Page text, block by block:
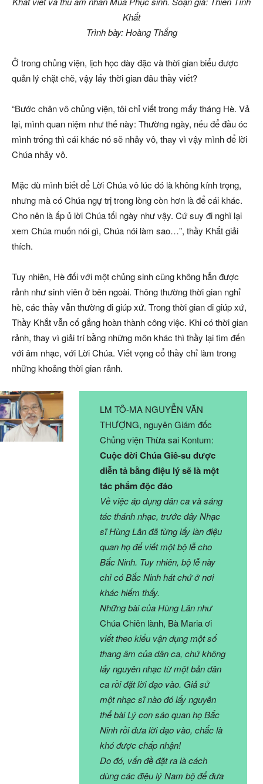
Khắt
Trình bày: Hoàng Thắng
Ở trong chủng viện, lịch học dày đặc và thời gian biểu được
quản lý chặt chẽ, vậy lấy thời gian đâu thầy viết?
“Bước chân vô chủng viện, tôi chỉ viết trong mấy tháng Hè. Vả
lại, mình quan niệm như thế này: Thường ngày, nếu để đầu óc
mình trống thì cái khác nó sẽ nhảy vô, thay vì vậy mình để lời
Chúa nhảy vô.
Mặc dù mình biết để Lời Chúa vô lúc đó là không kính trọng,
nhưng mà có Chúa ngự trị trong lòng còn hơn là để cái khác.
Cho nên là ấp ủ lời Chúa tối ngày như vậy. Cứ suy đi nghĩ lại
xem Chúa muốn nói gì, Chúa nói làm sao…”, thầy Khắt giải
thích.
Tuy nhiên, Hè đối với một chủng sinh cũng không hẳn được
rảnh như sinh viên ở bên ngoài. Thông thường thời gian nghỉ
hè, các thầy vẫn thường đi giúp xứ. Trong thời gian đi giúp xứ,
Thầy Khắt vẫn cố gắng hoàn thành công việc. Khi có thời gian
rảnh, thay vì giải trí bằng những môn khác thì thầy lại tìm đến
với âm nhạc, với Lời Chúa. Viết vọng cổ thầy chỉ làm trong
những khoảng thời gian rảnh.
LM TÔ-MA NGUYỄN VĂN
THƯỢNG, nguyên Giám đốc
Chủng viện Thừa sai Kontum:
Cuộc đời Chúa Giê-su được
diễn tả bằng điệu lý sẽ là một
tác phẩm độc đáo
Về việc áp dụng dân ca và sáng
tác thánh nhạc, trước đây Nhạc
sĩ Hùng Lân đã từng lấy làn điệu
quan họ để viết một bộ lễ cho
Bắc Ninh. Tuy nhiên, bộ lễ này
chỉ có Bắc Ninh hát chứ ở nơi
khác hiếm thấy.
Những bài của Hùng Lân như
Chúa Chiên lành, Bà Maria ơi
viết theo kiểu vận dụng một số
thang âm của dân ca, chứ không
lấy nguyên nhạc từ một bản dân
ca rồi đặt lời đạo vào. Giả sử
một nhạc sĩ nào đó lấy nguyên
thể bài Lý con sáo quan họ Bắc
Ninh rồi đưa lời đạo vào, chắc là
khó được chấp nhận!
Do đó, vấn đề đặt ra là cách
dùng các điệu lý Nam bộ để đưa